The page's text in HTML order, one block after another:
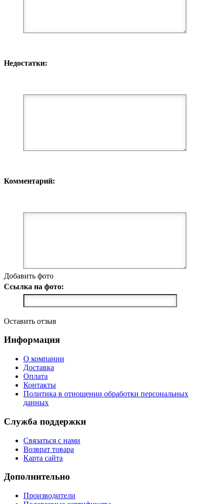
Недостатки:
Комментарий:
Добавить фото
Ссылка на фото:
Оставить отзыв
Информация
О компании
Доставка
Оплата
Контакты
Политика в отношении обработки персональных
данных
Служба поддержки
Связаться с нами
Возврат товара
Карта сайта
Дополнительно
Производители